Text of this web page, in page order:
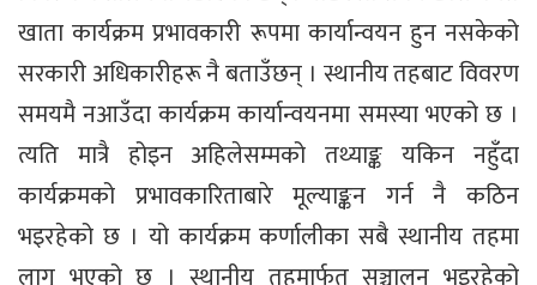
खाता कार्यक्रम प्रभावकारी रूपमा कार्यान्वयन हुन नसकेको
सरकारी अधिकारीहरू नै बताउँछन् । स्थानीय तहबाट विवरण
समयमै नआउँदा कार्यक्रम कार्यान्वयनमा समस्या भएको छ ।
त्यति मात्रै होइन अहिलेसम्मको तथ्याङ्क यकिन नहुँदा
कार्यक्रमको प्रभावकारिताबारे मूल्याङ्कन गर्न नै कठिन
भइरहेको छ । यो कार्यक्रम कर्णालीका सबै स्थानीय तहमा